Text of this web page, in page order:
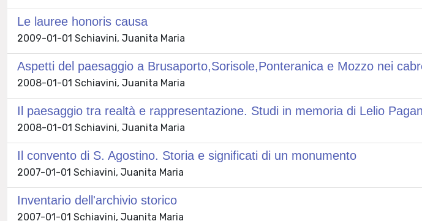
Le lauree honoris causa
2009-01-01 Schiavini, Juanita Maria
Aspetti del paesaggio a Brusaporto,Sorisole,Ponteranica e Mozzo nei
2008-01-01 Schiavini, Juanita Maria
Il paesaggio tra realtà e rappresentazione. Studi in memoria di Lelio
2008-01-01 Schiavini, Juanita Maria
Il convento di S. Agostino. Storia e significati di un monumento
2007-01-01 Schiavini, Juanita Maria
Inventario dell'archivio storico
2007-01-01 Schiavini, Juanita Maria